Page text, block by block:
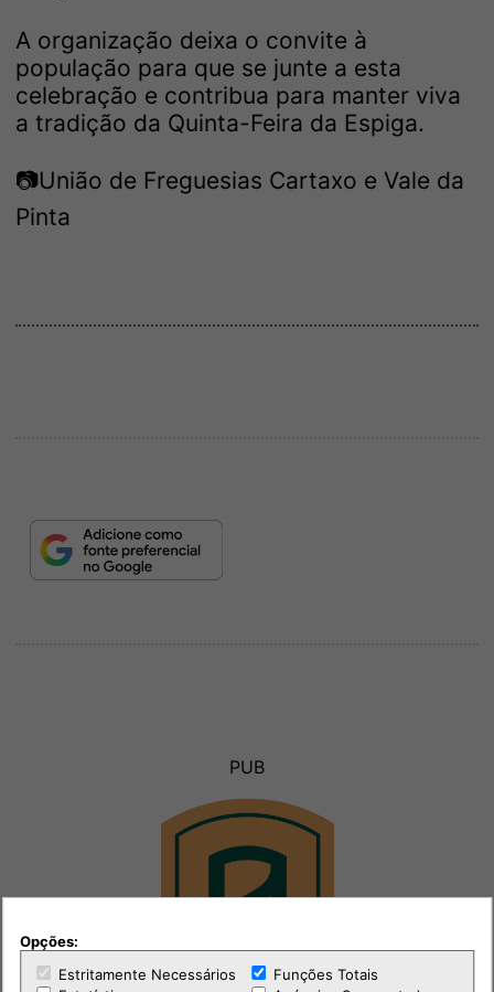
A organização deixa o convite à
população para que se junte a esta
celebração e contribua para manter viva
a tradição da Quinta-Feira da Espiga.
📷União de Freguesias Cartaxo e Vale da
Pinta
PUB
Opções:
Estritamente Necessários
Funções Totais